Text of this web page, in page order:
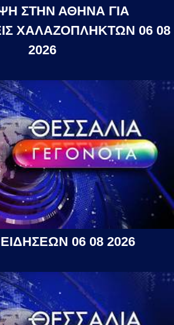
ΣΤΗΝ ΑΘΗΝΑ ΓΙΑ
ΧΑΛΑΖΟΠΛΗΚΤΩΝ 06 08
2026
06 08 2026